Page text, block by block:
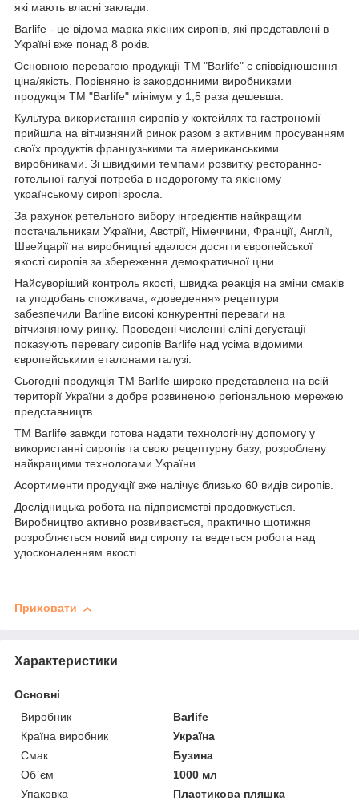
які мають власні заклади.
Barlife - це відома марка якісних сиропів, які представлені в
Україні вже понад 8 років.
Основною перевагою продукції ТМ "Barlife" є співвідношення
ціна/якість. Порівняно із закордонними виробниками
продукція ТМ "Barlife" мінімум у 1,5 раза дешевша.
Культура використання сиропів у коктейлях та гастрономії
прийшла на вітчизняний ринок разом з активним просуванням
своїх продуктів французькими та американськими
виробниками. Зі швидкими темпами розвитку ресторанно-
готельної галузі потреба в недорогому та якісному
українському сиропі зросла.
За рахунок ретельного вибору інгредієнтів найкращим
постачальникам України, Австрії, Німеччини, Франції, Англії,
Швейцарії на виробництві вдалося досягти європейської
якості сиропів за збереження демократичної ціни.
Найсуворіший контроль якості, швидка реакція на зміни смаків
та уподобань споживача, «доведення» рецептури
забезпечили Barline високі конкурентні переваги на
вітчизняному ринку. Проведені численні сліпі дегустації
показують перевагу сиропів Barlife над усіма відомими
європейськими еталонами галузі.
Сьогодні продукція ТМ Barlife широко представлена ​​на всій
території України з добре розвиненою регіональною мережею
представництв.
ТМ Barlife завжди готова надати технологічну допомогу у
використанні сиропів та свою рецептурну базу, розроблену
найкращими технологами України.
Асортименти продукції вже налічує близько 60 видів сиропів.
Дослідницька робота на підприємстві продовжується.
Виробництво активно розвивається, практично щотижня
розробляється новий вид сиропу та ведеться робота над
удосконаленням якості.
Приховати
Характеристики
Основні
Виробник
Barlife
Країна виробник
Україна
Смак
Бузина
Об`єм
1000 мл
Упаковка
Пластикова пляшка